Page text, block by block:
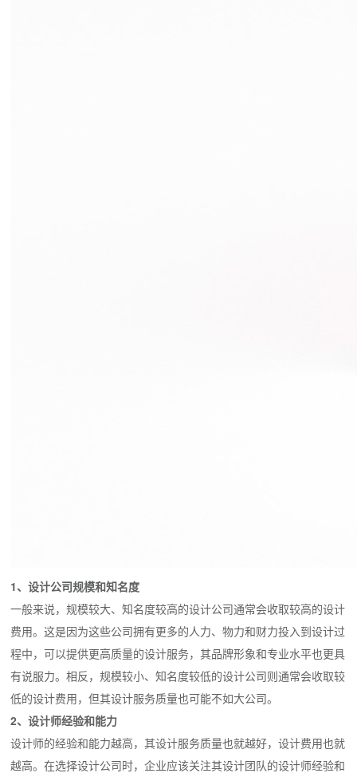
1、设计公司规模和知名度
一般来说，规模较大、知名度较高的设计公司通常会收取较高的设计
费用。这是因为这些公司拥有更多的人力、物力和财力投入到设计过
程中，可以提供更高质量的设计服务，其品牌形象和专业水平也更具
有说服力。相反，规模较小、知名度较低的设计公司则通常会收取较
低的设计费用，但其设计服务质量也可能不如大公司。
2、设计师经验和能力
设计师的经验和能力越高，其设计服务质量也就越好，设计费用也就
越高。在选择设计公司时，企业应该关注其设计团队的设计师经验和